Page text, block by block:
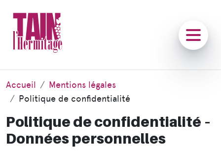
Accueil
Mentions légales
Politique de confidentialité
Politique de confidentialité –
Données personnelles